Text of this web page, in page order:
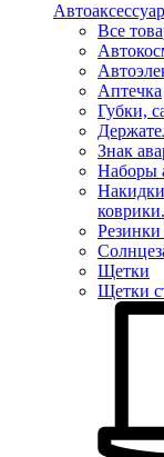
Все
Аптечка
Губки,
Знак
Наборы
коврики.
Резинки
Щетки
Щетки